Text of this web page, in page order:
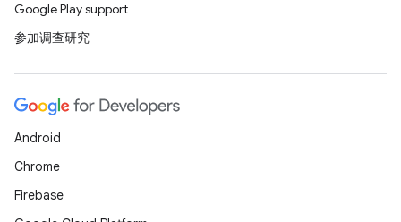
Google Play support
参加调查研究
Android
Chrome
Firebase